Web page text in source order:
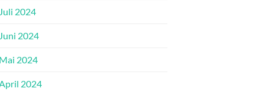
Juli 2024
Juni 2024
Mai 2024
2024